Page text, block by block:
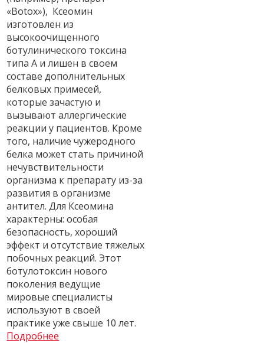
«Botox»), Ксеомин
изготовлен из
высокоочищенного
ботулинического токсина
типа А и лишен в своем
составе дополнительных
белковых примесей,
которые зачастую и
вызывают аллергические
реакции у пациентов. Кроме
того, наличие чужеродного
белка может стать причиной
нечувствительности
организма к препарату из-за
развития в организме
антител. Для Ксеомина
характерны: особая
безопасность, хороший
эффект и отсутствие тяжелых
побочных реакций. Этот
ботулотоксин нового
поколения ведущие
мировые специалисты
используют в своей
практике уже свыше 10 лет.
Подробнее